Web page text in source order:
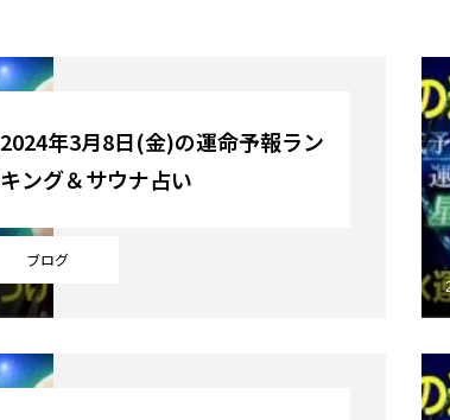
ブログ
2024年3月8日(金)の運命予報ラン
キング＆サウナ占い